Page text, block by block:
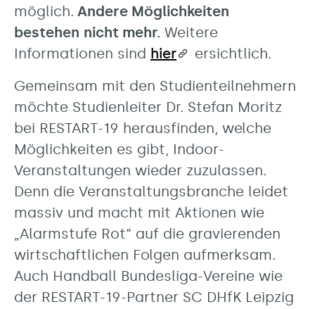
möglich. Andere Möglichkeiten
bestehen nicht mehr. Weitere
Informationen sind hier
ersichtlich.
Gemeinsam mit den Studienteilnehmern
möchte Studienleiter Dr. Stefan Moritz
bei RESTART-19 herausfinden, welche
Möglichkeiten es gibt, Indoor-
Veranstaltungen wieder zuzulassen.
Denn die Veranstaltungsbranche leidet
massiv und macht mit Aktionen wie
„Alarmstufe Rot“ auf die gravierenden
wirtschaftlichen Folgen aufmerksam.
Auch Handball Bundesliga-Vereine wie
der RESTART-19-Partner SC DHfK Leipzig